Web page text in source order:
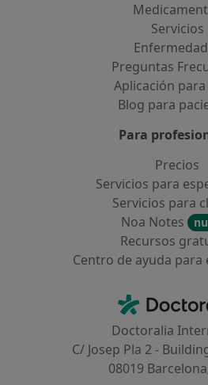
Servicios
Preguntas
Aplicación
Blog para
Para
Precios
Servicios para
Servicios para
Noa Notes
Recursos
Centro de ayuda para
Doctoralia
C/ Josep Pla 2 -
08019